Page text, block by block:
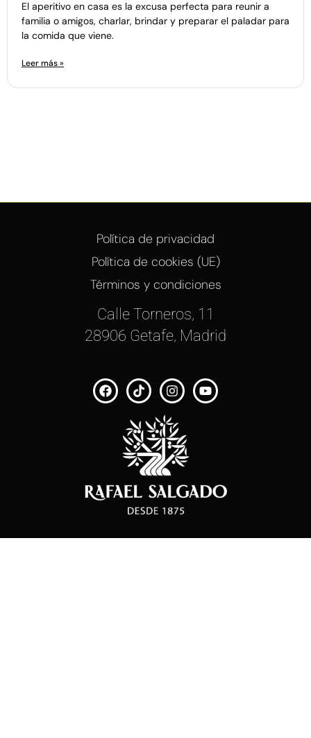
El aperitivo en casa es la excusa perfecta para reunir a
familia o amigos, charlar, brindar y preparar el paladar para
la comida que viene.
Leer más »
Calle Torneros, 11
28906 Getafe, Madrid
Política de privacidad
Política de cookies (UE)
Términos y condiciones